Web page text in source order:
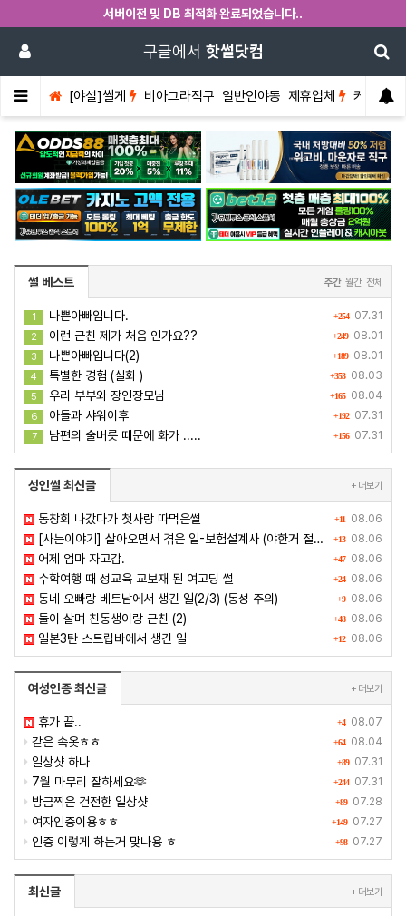
서버이전 및 DB 최적화 완료되었습니다..
구글에서 핫썰닷컴
[야설]썰게 비아그라직구 일반인야동 제휴업체 커뮤니티
썰 베스트 주간 월간 전체
+254 07.31
1 나쁜아빠입니다.
+249 08.01
2 이런 근친 제가 처음 인가요??
+189 08.01
3 나쁜아빠입니다(2)
+353 08.03
4 특별한 경험 (실화 )
+165 08.04
5 우리 부부와 장인장모님
+192 07.31
6 아들과 샤워이후
+156 07.31
7 남편의 술버릇 때문에 화가 .....
성인썰 최신글 + 더보기
+11 08.06
동창회 나갔다가 첫사랑 따먹은썰
+13 08.06
[사는이야기] 살아오면서 겪은 일-보험설계사 (야한거 절대 없음-쓸줄 모름)
+47 08.06
어제 엄마 자고감.
+24 08.06
수학여행 때 성교육 교보재 된 여고딩 썰
+9 08.06
동네 오빠랑 베트남에서 생긴 일(2/3) (동성 주의)
+48 08.06
둘이 살며 친동생이랑 근친 (2)
+12 08.06
일본3탄 스트립바에서 생긴 일
여성인증 최신글 + 더보기
+4 08.07
휴가 끝..
+64 08.04
같은 속옷ㅎㅎ
+89 07.31
일상샷 하나
+244 07.31
7월 마무리 잘하세요🫶
+89 07.28
방금찍은 건전한 일상샷
+149 07.27
여자인증이용ㅎㅎ
+98 07.27
인증 이렇게 하는거 맞나용 ㅎ
최신글 + 더보기